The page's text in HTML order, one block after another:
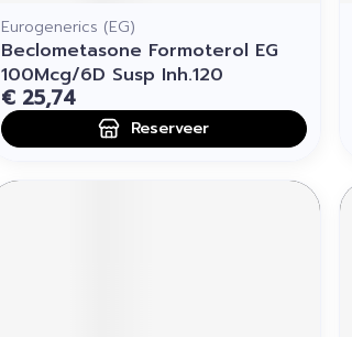
Eurogenerics (EG)
Beclometasone Formoterol EG
100Mcg/6D Susp Inh.120
€ 25,74
Reserveer